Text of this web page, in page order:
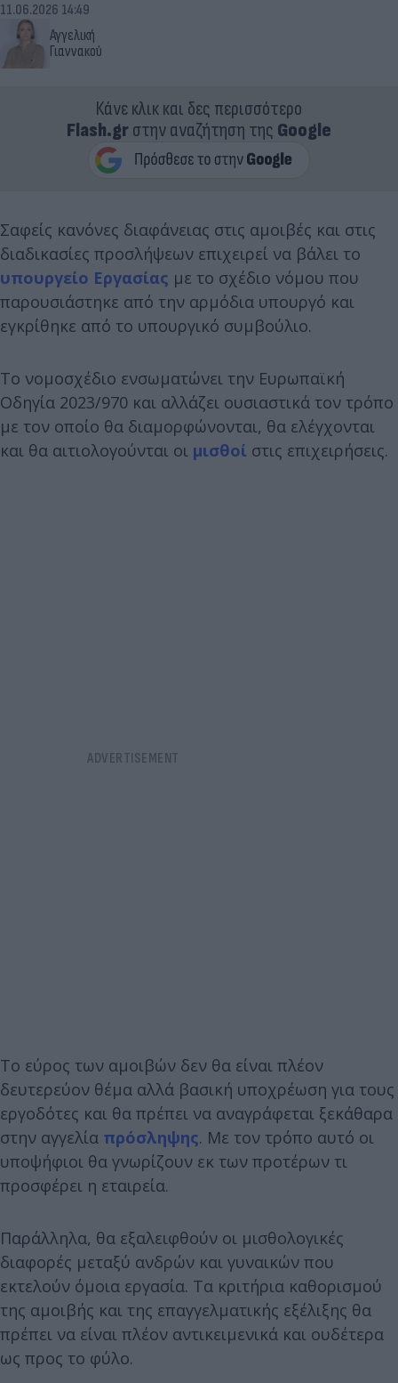
Αγγελική
Γιαννακού
11.06.2026 14:49
Κάνε κλικ και δες περισσότερο
Flash.grστην αναζήτηση της Google
Σαφείς κανόνες διαφάνειας στις αμοιβές και στις
διαδικασίες προσλήψεων επιχειρεί να βάλει το
υπουργείο Εργασίας με το σχέδιο νόμου που
παρουσιάστηκε από την αρμόδια υπουργό και
εγκρίθηκε από το υπουργικό συμβούλιο.
Το νομοσχέδιο ενσωματώνει την Ευρωπαϊκή
Οδηγία 2023/970 και αλλάζει ουσιαστικά τον τρόπο
με τον οποίο θα διαμορφώνονται, θα ελέγχονται
και θα αιτιολογούνται οι μισθοί στις επιχειρήσεις.
Το εύρος των αμοιβών δεν θα είναι πλέον
δευτερεύον θέμα αλλά βασική υποχρέωση για τους
εργοδότες και θα πρέπει να αναγράφεται ξεκάθαρα
στην αγγελία πρόσληψης. Με τον τρόπο αυτό οι
υποψήφιοι θα γνωρίζουν εκ των προτέρων τι
προσφέρει η εταιρεία.
Παράλληλα, θα εξαλειφθούν οι μισθολογικές
διαφορές μεταξύ ανδρών και γυναικών που
εκτελούν όμοια εργασία. Τα κριτήρια καθορισμού
της αμοιβής και της επαγγελματικής εξέλιξης θα
πρέπει να είναι πλέον αντικειμενικά και ουδέτερα
ως προς το φύλο.